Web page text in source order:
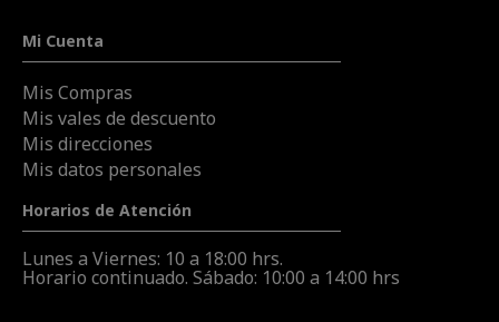
Mi Cuenta
Mis Compras
Mis vales de descuento
Mis direcciones
Mis datos personales
Horarios de Atención
Lunes a Viernes: 10 a 18:00 hrs.
Horario continuado. Sábado: 10:00 a 14:00 hrs